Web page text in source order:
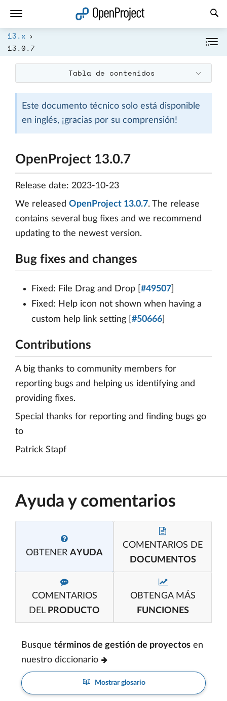
13.x
13.0.7
Tabla de contenidos
Este documento técnico solo está disponible
en inglés, ¡gracias por su comprensión!
OpenProject 13.0.7
Release date: 2023-10-23
We released OpenProject 13.0.7. The release
contains several bug fixes and we recommend
updating to the newest version.
Bug fixes and changes
Fixed: File Drag and Drop [ #49507
Fixed: Help icon not shown when having a
custom help link setting [ #50666
Contributions
A big thanks to community members for
reporting bugs and helping us identifying and
providing fixes.
Special thanks for reporting and finding bugs go
to
Patrick Stapf
Ayuda y comentarios
OBTENER AYUDA
COMENTARIOS DE
DOCUMENTOS
COMENTARIOS
DEL PRODUCTO
OBTENGA MÁS
FUNCIONES
Busque términos de gestión de proyectos en
nuestro diccionario
Mostrar glosario
Abrir vínculo en un nuevo panel